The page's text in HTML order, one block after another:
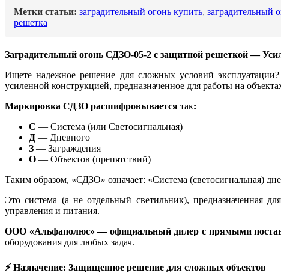
Метки статьи: заградительный огонь купить, заградительный
решетка
Заградительный огонь СДЗО-05-2 с защитной решеткой —
Ищете надежное решение для сложных условий эксплуатации?
усиленной конструкцией, предназначенное для работы на
Маркировка СДЗО расшифровывается так:
С — Система (или Светосигнальная)
Д — Дневного
З — Заграждения
О — Объектов (препятствий)
Таким образом, «СДЗО» означает: «Система (светосигнальная)
Это система (а не отдельный светильник), предназначенная
управления и питания.
ООО «Альфаполюс» — официальный дилер с прямыми
оборудования для любых задач.
⚡ Назначение: Защищенное решение для сложных объектов